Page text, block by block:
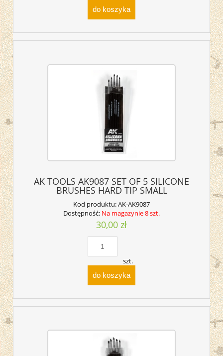
do koszyka
AK TOOLS AK9087 SET OF 5 SILICONE
BRUSHES HARD TIP SMALL
Kod produktu:AK-AK9087
Dostępność: Na magazynie 8 szt.
30,00 zł
szt.
do koszyka